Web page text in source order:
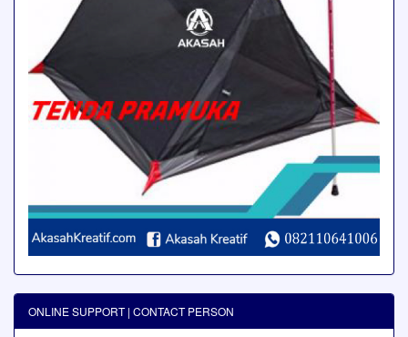
ONLINE SUPPORT | CONTACT PERSON